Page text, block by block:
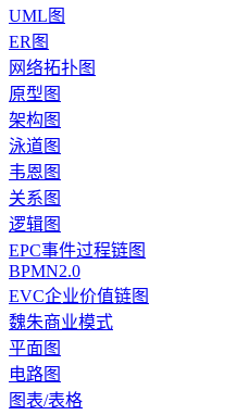
UML图
ER图
网络拓扑图
原型图
架构图
泳道图
韦恩图
关系图
逻辑图
EPC事件过程链图
BPMN2.0
EVC企业价值链图
魏朱商业模式
平面图
电路图
图表/表格